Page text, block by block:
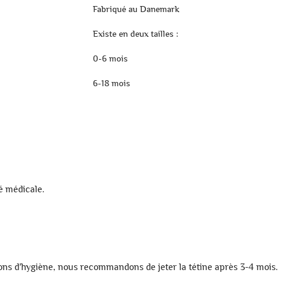
Fabriqué au Danemark
Existe en deux tailles :
0-6 mois
6-18 mois
médicale.
d'hygiène, nous recommandons de jeter la tétine après 3-4 mois.